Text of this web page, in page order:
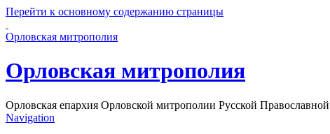
Перейти к основному содержанию страницы
Орловская митрополия
Орловская митрополия
Орловская епархия Орловской митрополии Русской
Navigation